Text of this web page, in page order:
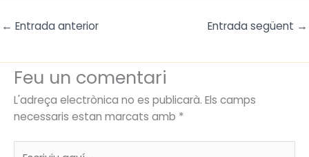
← Entrada anterior Entrada següent →
Feu un comentari
L'adreça electrònica no es publicarà. Els camps
necessaris estan marcats amb *